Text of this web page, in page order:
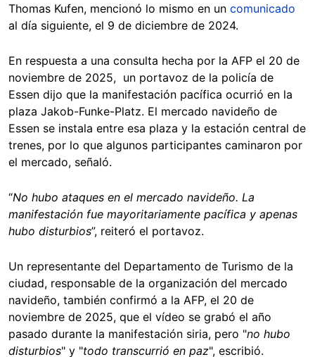
Thomas Kufen, mencionó lo mismo en un comunicado
al día siguiente, el 9 de diciembre de 2024.
En respuesta a una consulta hecha por la AFP el 20 de
noviembre de 2025, un portavoz de la policía de
Essen dijo que la manifestación pacífica ocurrió en la
plaza Jakob-Funke-Platz. El mercado navideño de
Essen se instala entre esa plaza y la estación central de
trenes, por lo que algunos participantes caminaron por
el mercado, señaló.
“No hubo ataques en el mercado navideño. La
manifestación fue mayoritariamente pacífica y apenas
hubo disturbios”, reiteró el portavoz.
Un representante del Departamento de Turismo de la
ciudad, responsable de la organización del mercado
navideño, también confirmó a la AFP, el 20 de
noviembre de 2025, que el vídeo se grabó el año
pasado durante la manifestación siria, pero "no hubo
disturbios" y "todo transcurrió en paz", escribió.